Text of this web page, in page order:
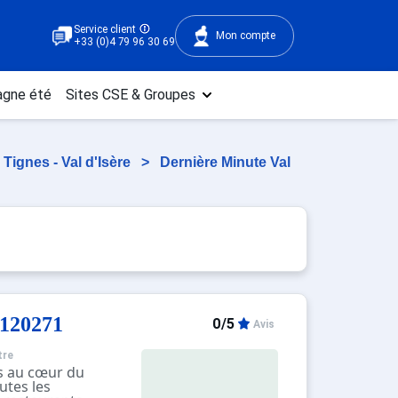
Service client
+33 (0)4 79 96 30 69
Mon compte
été Sites CSE & Groupes
- Val d'Isère >
Dernière Minute Val
0/5 Avis
au cœur du
les